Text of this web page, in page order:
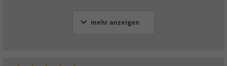
mehr anzeigen